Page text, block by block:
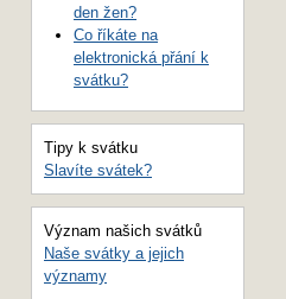
den žen?
Co říkáte na
elektronická přání k
svátku?
Tipy k svátku
Slavíte svátek?
Význam našich svátků
Naše svátky a jejich
významy